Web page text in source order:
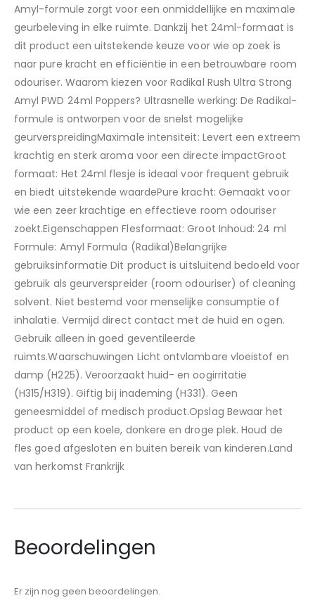
Amyl-formule zorgt voor een onmiddellijke en maximale
geurbeleving in elke ruimte. Dankzij het 24ml-formaat is
dit product een uitstekende keuze voor wie op zoek is
naar pure kracht en efficiëntie in een betrouwbare room
odouriser. Waarom kiezen voor Radikal Rush Ultra Strong
Amyl PWD 24ml Poppers? Ultrasnelle werking: De Radikal-
formule is ontworpen voor de snelst mogelijke
geurverspreidingMaximale intensiteit: Levert een extreem
krachtig en sterk aroma voor een directe impactGroot
formaat: Het 24ml flesje is ideaal voor frequent gebruik
en biedt uitstekende waardePure kracht: Gemaakt voor
wie een zeer krachtige en effectieve room odouriser
zoekt.Eigenschappen Flesformaat: Groot Inhoud: 24 ml
Formule: Amyl Formula (Radikal)Belangrijke
gebruiksinformatie Dit product is uitsluitend bedoeld voor
gebruik als geurverspreider (room odouriser) of cleaning
solvent. Niet bestemd voor menselijke consumptie of
inhalatie. Vermijd direct contact met de huid en ogen.
Gebruik alleen in goed geventileerde
ruimts.Waarschuwingen Licht ontvlambare vloeistof en
damp (H225). Veroorzaakt huid- en oogirritatie
(H315/H319). Giftig bij inademing (H331). Geen
geneesmiddel of medisch product.Opslag Bewaar het
product op een koele, donkere en droge plek. Houd de
fles goed afgesloten en buiten bereik van kinderen.Land
van herkomst Frankrijk
Beoordelingen
Er zijn nog geen beoordelingen.